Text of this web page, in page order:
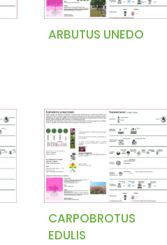
ARBUTUS UNEDO
CARPOBROTUS
EDULIS